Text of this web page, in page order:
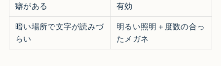
癖がある
有効
暗い場所で文字が読みづ
らい
明るい照明＋度数の合っ
たメガネ